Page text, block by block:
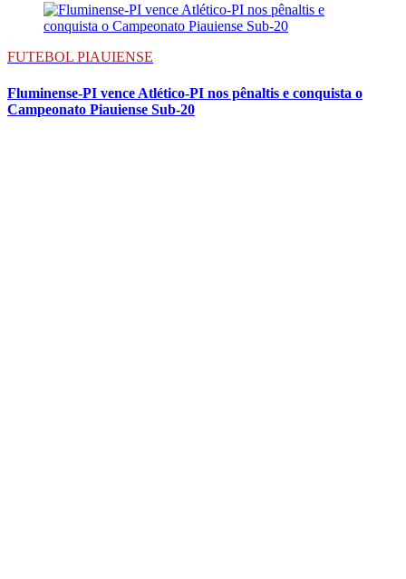
FUTEBOL PIAUIENSE
Fluminense-PI vence Atlético-PI nos pênaltis e conquista o
Campeonato Piauiense Sub-20